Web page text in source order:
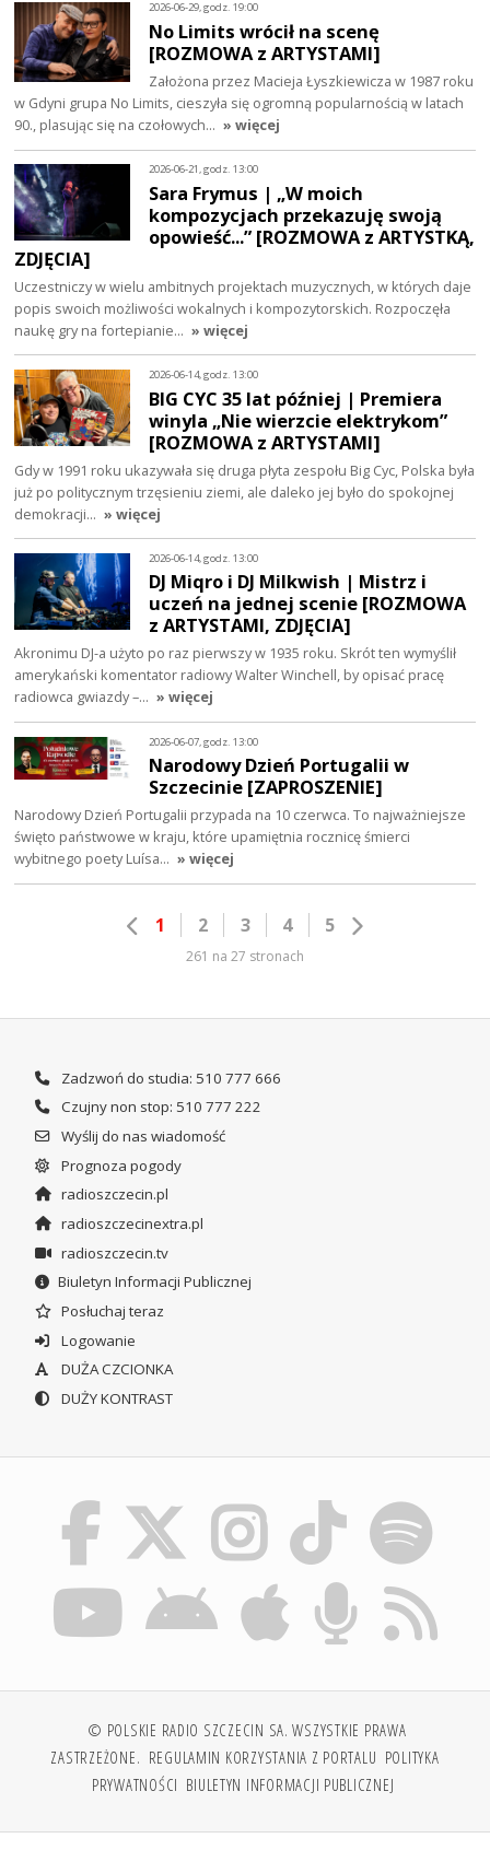
2026-06-29, godz. 19:00
No Limits wrócił na scenę
[ROZMOWA z ARTYSTAMI]
Założona przez Macieja Łyszkiewicza w 1987 roku
w Gdyni grupa No Limits, cieszyła się ogromną popularnością w latach
90., plasując się na czołowych… » więcej
2026-06-21, godz. 13:00
Sara Frymus | „W moich
kompozycjach przekazuję swoją
opowieść...” [ROZMOWA z ARTYSTKĄ,
ZDJĘCIA]
Uczestniczy w wielu ambitnych projektach muzycznych, w których daje
popis swoich możliwości wokalnych i kompozytorskich. Rozpoczęła
naukę gry na fortepianie… » więcej
2026-06-14, godz. 13:00
BIG CYC 35 lat później | Premiera
winyla „Nie wierzcie elektrykom”
[ROZMOWA z ARTYSTAMI]
Gdy w 1991 roku ukazywała się druga płyta zespołu Big Cyc, Polska była
już po politycznym trzęsieniu ziemi, ale daleko jej było do spokojnej
demokracji… » więcej
2026-06-14, godz. 13:00
DJ Miqro i DJ Milkwish | Mistrz i
uczeń na jednej scenie [ROZMOWA
z ARTYSTAMI, ZDJĘCIA]
Akronimu DJ-a użyto po raz pierwszy w 1935 roku. Skrót ten wymyślił
amerykański komentator radiowy Walter Winchell, by opisać pracę
radiowca gwiazdy –… » więcej
2026-06-07, godz. 13:00
Narodowy Dzień Portugalii w
Szczecinie [ZAPROSZENIE]
Narodowy Dzień Portugalii przypada na 10 czerwca. To najważniejsze
święto państwowe w kraju, które upamiętnia rocznicę śmierci
wybitnego poety Luísa… » więcej
1 2 3 4 5
261 na 27 stronach
Zadzwoń do studia: 510 777 666
Czujny non stop: 510 777 222
Wyślij do nas wiadomość
Prognoza pogody
radioszczecin.pl
radioszczecinextra.pl
radioszczecin.tv
Biuletyn Informacji Publicznej
Posłuchaj teraz
Logowanie
DUŻA CZCIONKA
DUŻY KONTRAST
© POLSKIE RADIO SZCZECIN SA. WSZYSTKIE PRAWA
ZASTRZEŻONE. REGULAMIN KORZYSTANIA Z PORTALU POLITYKA
PRYWATNOŚCI BIULETYN INFORMACJI PUBLICZNEJ